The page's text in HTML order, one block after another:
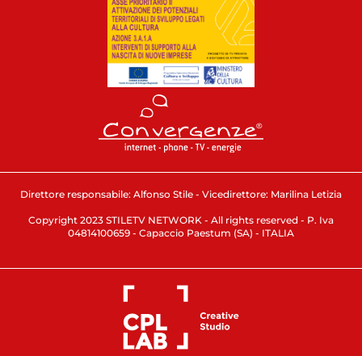
Direttore responsabile: Alfonso Stile - Vicedirettore: Marilina Letizia
Copyright 2023 STILETV NETWORK - All rights reserved - P. Iva
04814100659 - Capaccio Paestum (SA) - ITALIA